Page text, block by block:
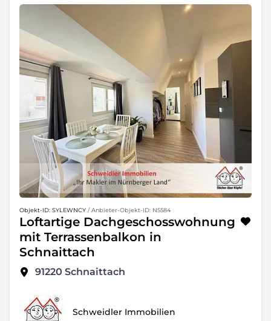
Objekt-ID: SYLEWNCY / Anbieter-Objekt-ID: N5584
Loftartige Dachgeschosswohnung
mit Terrassenbalkon in
Schnaittach
91220 Schnaittach
Schweidler Immobilien